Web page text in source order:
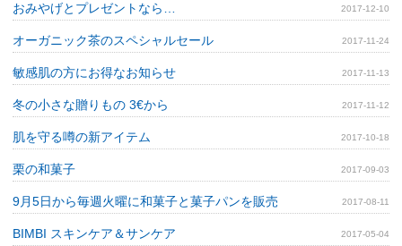
おみやげとプレゼントなら… 2017-12-10
オーガニック茶のスペシャルセール 2017-11-24
敏感肌の方にお得なお知らせ 2017-11-13
冬の小さな贈りもの 3€から 2017-11-12
肌を守る噂の新アイテム 2017-10-18
栗の和菓子 2017-09-03
9月5日から毎週火曜に和菓子と菓子パンを販売 2017-08-11
BIMBI スキンケア＆サンケア 2017-05-04